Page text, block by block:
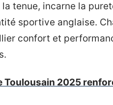
tenue, incarne la
sportive anglaise.
confort et
Toulousain 2025